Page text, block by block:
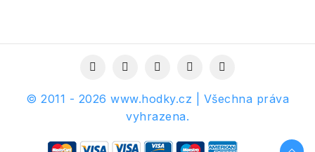
© 2011 - 2026 www.hodky.cz | Všechna práva
vyhrazena.